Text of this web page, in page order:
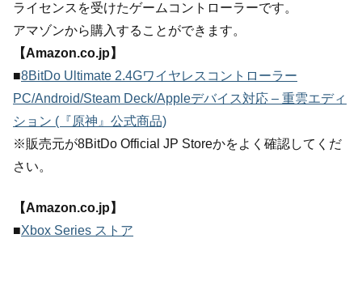
ライセンスを受けたゲームコントローラーです。
アマゾンから購入することができます。
【Amazon.co.jp】
■8BitDo Ultimate 2.4Gワイヤレスコントローラー
PC/Android/Steam Deck/Appleデバイス対応 – 重雲エディ
ション (『原神』公式商品)
※販売元が8BitDo Official JP Storeかをよく確認してくだ
さい。
【Amazon.co.jp】
■Xbox Series ストア